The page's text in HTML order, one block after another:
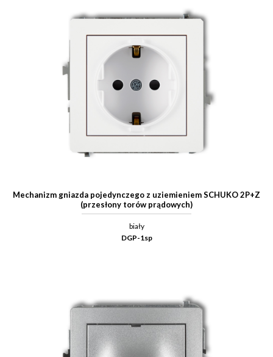
Mechanizm gniazda pojedynczego z uziemieniem SCHUKO 2P+Z
(przesłony torów prądowych)
biały
DGP-1sp